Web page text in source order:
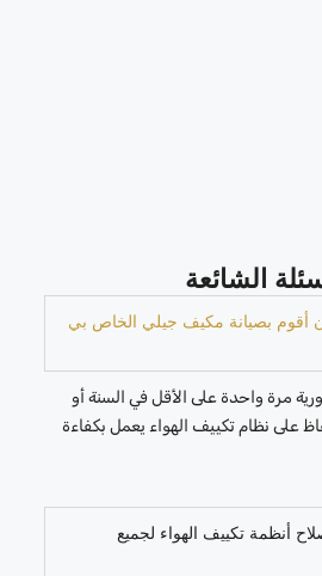
الشائعة
أقوم بصيانة مكيف جيلي الخاص بي
مرة واحدة على الأقل في السنة أو
للحفاظ على نظام تكييف الهواء يعمل بكفاءة
أنظمة تكييف الهواء لجميع